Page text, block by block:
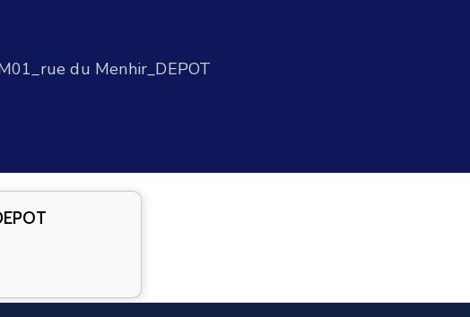
du Menhir_DEPOT